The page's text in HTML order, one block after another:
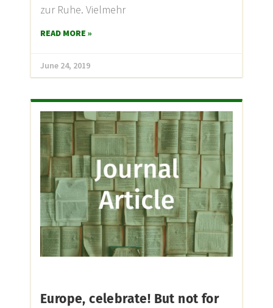
zur Ruhe. Vielmehr
READ MORE »
June 24, 2019
Europe, celebrate! But not for